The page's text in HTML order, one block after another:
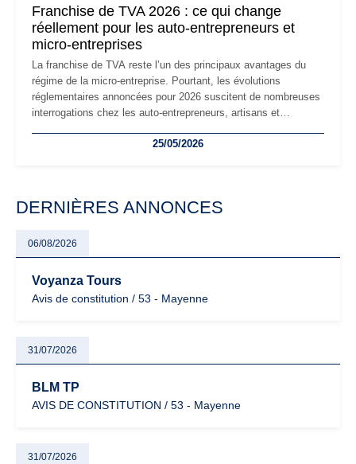
Franchise de TVA 2026 : ce qui change
réellement pour les auto-entrepreneurs et
micro-entreprises
La franchise de TVA reste l’un des principaux avantages du
régime de la micro-entreprise. Pourtant, les évolutions
réglementaires annoncées pour 2026 suscitent de nombreuses
interrogations chez les auto-entrepreneurs, artisans et
facturation ou risque de bascule vers la TVA : les règles
25/05/2026
DERNIÈRES ANNONCES
06/08/2026
Voyanza Tours
Avis de constitution / 53 - Mayenne
31/07/2026
BLM TP
AVIS DE CONSTITUTION / 53 - Mayenne
31/07/2026